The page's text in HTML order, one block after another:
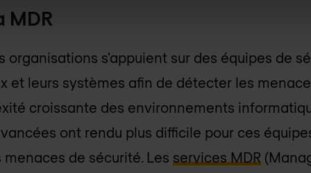
MDR
organisations s'appuient sur des équipes de
et leurs systèmes afin de détecter les
croissante des environnements
ont rendu plus difficile pour ces
de sécurité. Les services MDR